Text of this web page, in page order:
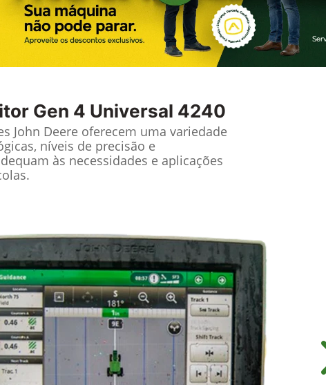
Gen 4 Universal 4240
John Deere oferecem uma variedade
níveis de precisão e
às necessidades e aplicações